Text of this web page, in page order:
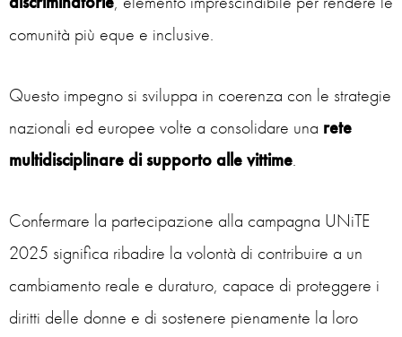
comunità più eque e inclusive.
Questo impegno si sviluppa in coerenza con le strategie
nazionali ed europee volte a consolidare una rete
multidisciplinare di supporto alle vittime.
Confermare la partecipazione alla campagna UNiTE
2025 significa ribadire la volontà di contribuire a un
cambiamento reale e duraturo, capace di proteggere i
diritti delle donne e di sostenere pienamente la loro